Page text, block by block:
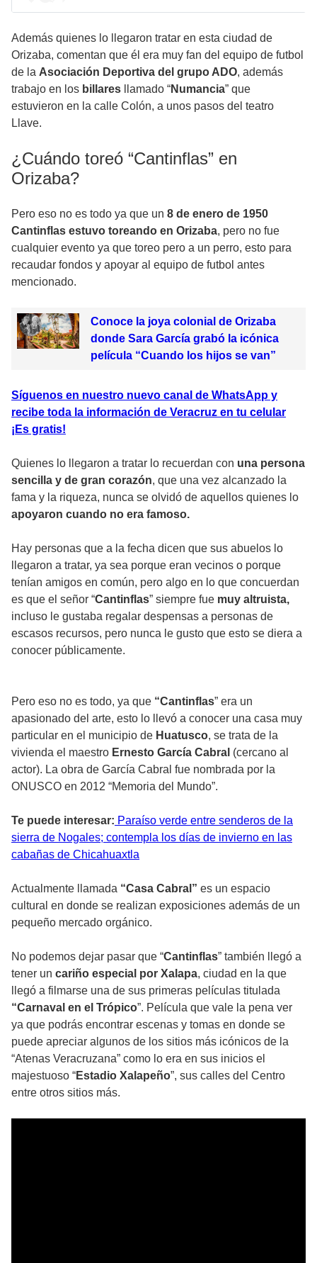
Además quienes lo llegaron tratar en esta ciudad de
Orizaba, comentan que él era muy fan del equipo de futbol
de la Asociación Deportiva del grupo ADO, además
trabajo en los billares llamado “Numancia” que
estuvieron en la calle Colón, a unos pasos del teatro
Llave.
¿Cuándo toreó “Cantinflas” en
Orizaba?
Pero eso no es todo ya que un 8 de enero de 1950
Cantinflas estuvo toreando en Orizaba, pero no fue
cualquier evento ya que toreo pero a un perro, esto para
recaudar fondos y apoyar al equipo de futbol antes
mencionado.
Conoce la joya colonial de Orizaba
donde Sara García grabó la icónica
película “Cuando los hijos se van”
Síguenos en nuestro nuevo canal de WhatsApp y
recibe toda la información de Veracruz en tu celular
¡Es gratis!
Quienes lo llegaron a tratar lo recuerdan con una persona
sencilla y de gran corazón, que una vez alcanzado la
fama y la riqueza, nunca se olvidó de aquellos quienes lo
apoyaron cuando no era famoso.
Hay personas que a la fecha dicen que sus abuelos lo
llegaron a tratar, ya sea porque eran vecinos o porque
tenían amigos en común, pero algo en lo que concuerdan
es que el señor “Cantinflas” siempre fue muy altruista,
incluso le gustaba regalar despensas a personas de
escasos recursos, pero nunca le gusto que esto se diera a
conocer públicamente.
Pero eso no es todo, ya que “Cantinflas” era un
apasionado del arte, esto lo llevó a conocer una casa muy
particular en el municipio de Huatusco, se trata de la
vivienda el maestro Ernesto García Cabral (cercano al
actor). La obra de García Cabral fue nombrada por la
ONUSCO en 2012 “Memoria del Mundo”.
Te puede interesar: Paraíso verde entre senderos de la
sierra de Nogales; contempla los días de invierno en las
cabañas de Chicahuaxtla
Actualmente llamada “Casa Cabral” es un espacio
cultural en donde se realizan exposiciones además de un
pequeño mercado orgánico.
No podemos dejar pasar que “Cantinflas” también llegó a
tener un cariño especial por Xalapa, ciudad en la que
llegó a filmarse una de sus primeras películas titulada
“Carnaval en el Trópico”. Película que vale la pena ver
ya que podrás encontrar escenas y tomas en donde se
puede apreciar algunos de los sitios más icónicos de la
“Atenas Veracruzana” como lo era en sus inicios el
majestuoso “Estadio Xalapeño”, sus calles del Centro
entre otros sitios más.